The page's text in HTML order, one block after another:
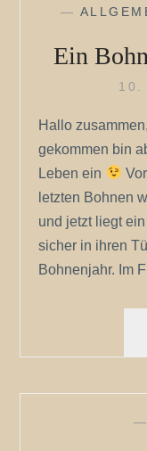
—
Ein
10.
Hallo
gekommen bin
Leben ein
letzten Bohnen
und jetzt liegt
sicher in ihren
Bohnenjahr. Im